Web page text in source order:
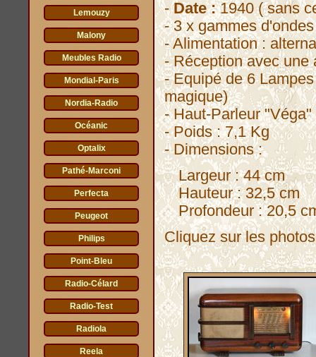
Lemouzy
Malony
Meubles Radio
Mondial-Paris
Nordia-Radio
Océanic
Optalix
Pathé-Marconi
Perfecta
Peugeot
Philips
Point-Bleu
Radio-Célard
Radio-Test
Radiola
Reela
-Date :1940 ( sans
- 3 x gammes
- Alimentation :
- Réception avec une
- Equipé de 6
magique)
- Haut-Parleur
- Poids : 7,1 Kg
- Dimensions :
Largeur : 44 cm
Hauteur : 32,5 cm
Profondeur : 20,5
Cliquez sur les